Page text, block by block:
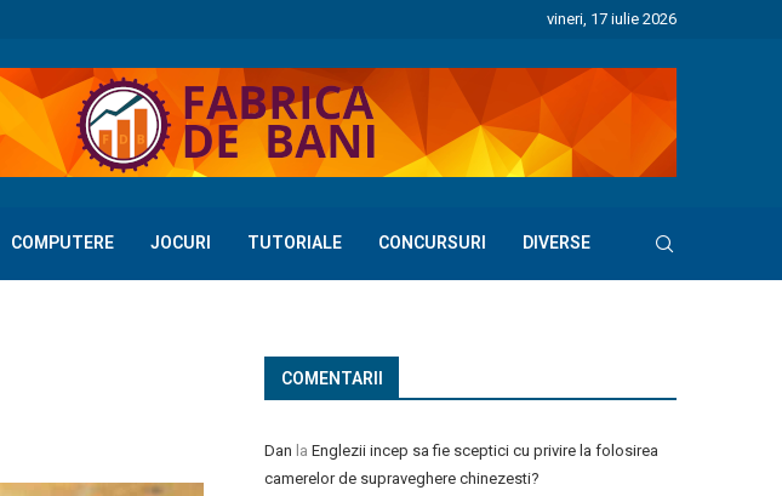
vineri, 17 iulie 2026
COMPUTERE JOCURI TUTORIALE CONCURSURI DIVERSE
COMENTARII
Dan la Englezii incep sa fie sceptici cu privire la folosirea
camerelor de supraveghere chinezesti?